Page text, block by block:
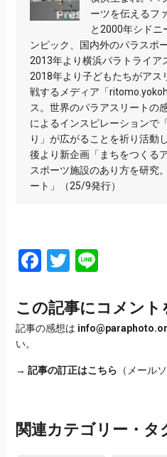
ーツを伝えるフ
と2000年シドニ
ンピック、国内外のパラスポ
2013年より横浜パラトライア
2018年より子どもたちがアス
戦するメディア「
ス。世界のパラアスリートの
によるインスピレーションで
り」が広がることを祈り活動
後より新企画「まちをつくる
スポーツ施設のあり方を研究
ート」（25/9発行）
Facebook
Twitter
Line
この記事にコメント
記事の感想は
い。
→ 記事の訂正はこちら （メール
関連カテゴリー・タ